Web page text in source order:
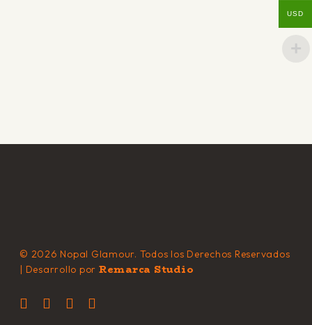
© 2026 Nopal Glamour. Todos los Derechos Reservados
| Desarrollo por Remarca Studio
x-
facebookinstagram
behance
USD